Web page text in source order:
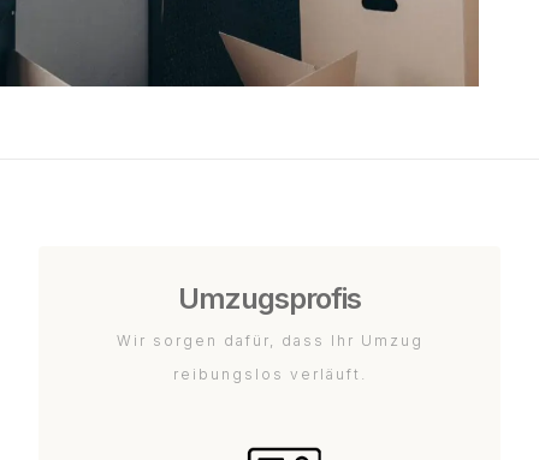
Umzugsprofis
Wir sorgen dafür, dass Ihr Umzug
reibungslos verläuft.